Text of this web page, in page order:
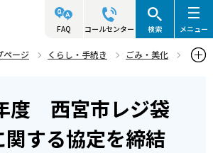
FAQ コールセンター 検索 メニュー
ページ くらし・手続き
ごみ・美化
・協定締結
度 西宮市レジ袋
する協定を締結